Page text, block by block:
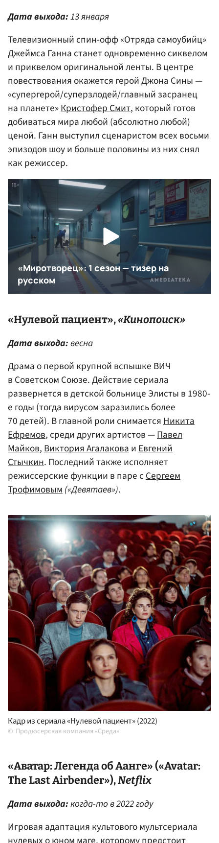
Дата выхода:13 января
Телевизионный спин-офф «Отряда самоубийц»
Джеймса Ганна станет одновременно сиквелом
и приквелом оригинальной ленты. В центре
повествования окажется герой Джона Сины —
«супергерой/суперзлодей/главный засранец
на планете»Кристофер Смит, который готов
добиваться мира любой (абсолютно любой)
ценой. Ганн выступил сценаристом всех восьми
эпизодов шоу и больше половины из них снял
как режиссер.
«Нулевой пациент»,«Кинопоиск»
Дата выхода:весна
Драма о первой крупной вспышке ВИЧ
в Советском Союзе. Действие сериала
развернется в детской больнице Элисты в 1980-
е годы (тогда вирусом заразились более
70 детей). В главной роли снимаетсяНикита
Ефремов, среди других артистов —Павел
Майков,Виктория АгалаковаиЕвгений
Стычкин. Последний также исполняет
режиссерские функции в паре сСергеем
Трофимовым(«Девятаев»).
Кадр из сериала «Нулевой пациент» (2022)
Продюсерская компания «Среда»
«Аватар: Легенда об Аанге» («Avatar:
The Last Airbender»),Netflix
Дата выхода:когда-то в 2022 году
Игровая адаптация культового мультсериала